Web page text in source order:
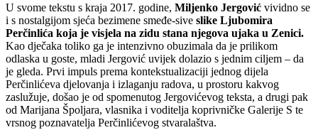
U svome tekstu s kraja 2017. godine, Miljenko Jergović vividno se
i s nostalgijom sjeća bezimene smeđe-sive slike Ljubomira
Perčinlića koja je visjela na zidu stana njegova ujaka u Zenici.
Kao dječaka toliko ga je intenzivno obuzimala da je prilikom
odlaska u goste, mladi Jergović uvijek dolazio s jednim ciljem – da
je gleda. Prvi impuls prema kontekstualizaciji jednog dijela
Perčinlićeva djelovanja i izlaganju radova, u prostoru kakvog
zaslužuje, došao je od spomenutog Jergovićevog teksta, a drugi pak
od Marijana Špoljara, vlasnika i voditelja koprivničke Galerije S te
vrsnog poznavatelja Perčinlićevog stvaralaštva.